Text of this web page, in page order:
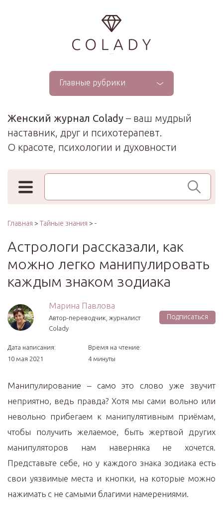
...
Главные рубрики
Женский журнал Colady – ваш мудрый
наставник, друг и психотерапевт.
О красоте, психологии и духовности
Поиск по сайту
Главная > Тайные знания > -
Астрологи рассказали, как
можно легко манипулировать
каждым знаком зодиака
Марина Павлова
Автор-переводчик, журналист
Colady
Подписаться
Дата написания:
10 мая 2021
Время на чтение:
4 минуты
Манипулирование – само это слово уже звучит
неприятно, ведь правда? Хотя мы сами вольно или
невольно прибегаем к манипулятивным приёмам,
чтобы получить желаемое, быть жертвой других
манипуляторов нам наверняка не хочется.
Представьте себе, но у каждого знака зодиака есть
свои уязвимые места и кнопки, на которые можно
нажимать с не самыми благими намерениями.